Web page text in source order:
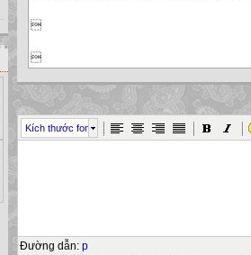




Kích thước font
Đường dẫn: p